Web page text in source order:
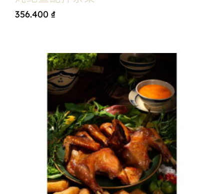
356.400 ₫